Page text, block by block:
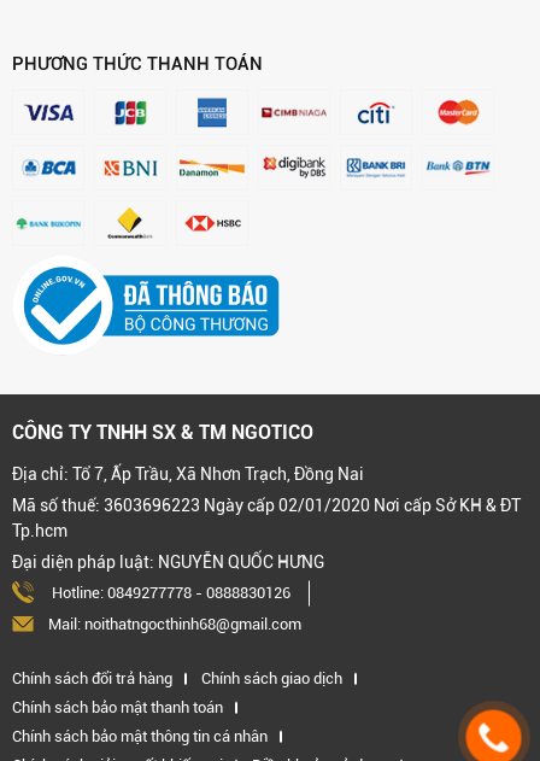
PHƯƠNG THỨC THANH TOÁN
CÔNG TY TNHH SX & TM NGOTICO
Địa chỉ: Tổ 7, Ấp Trầu, Xã Nhơn Trạch, Đồng Nai
Mã số thuế: 3603696223 Ngày cấp 02/01/2020 Nơi cấp Sở KH & ĐT
Tp.hcm
Đại diện pháp luật: NGUYỄN QUỐC HƯNG
Hotline: 0849277778 - 0888830126
Mail: noithatngocthinh68@gmail.com
Chính sách đổi trả hàng
Chính sách giao dịch
Chính sách bảo mật thanh toán
Chính sách bảo mật thông tin cá nhân